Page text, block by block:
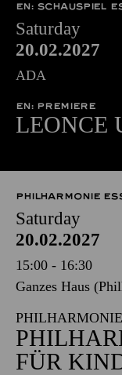
EN: SCHAUSPIEL
Saturday
20.02.2027
ADA
EN: PREMIERE
LEONCE
PHILHARMONIE
Saturday
20.02.2027
15:00 - 16:30
Ganzes Haus
FÜR